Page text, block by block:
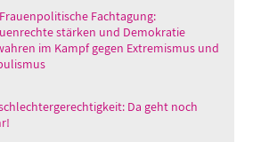
Fachtagung:
stärken und Demokratie
im Kampf gegen Extremismus und
Da geht noch